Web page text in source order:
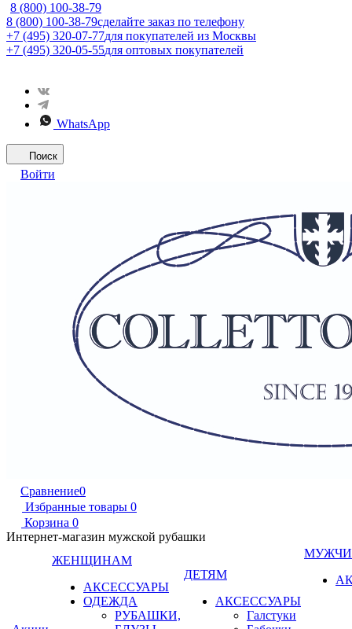
8 (800) 100-38-79
8 (800) 100-38-79сделайте заказ по телефону
+7 (495) 320-07-77для покупателей из Москвы
+7 (495) 320-05-55для оптовых покупателей
WhatsApp
Поиск
Войти
Сравнение0
Избранные товары 0
Корзина 0
Интернет-магазин мужской рубашки
ЖЕНЩИНАМ
АКСЕССУАРЫ
ОДЕЖДА
РУБАШКИ,
ДЕТЯМ
АКСЕССУАРЫ
Галстуки